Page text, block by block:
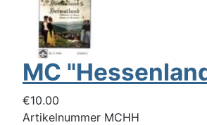
MC
€10.00
Artikelnummer MCHH